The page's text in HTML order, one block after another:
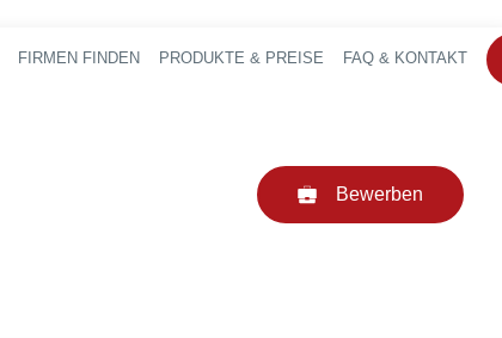
Haupt-Navigation
FIRMEN FINDEN PRODUKTE & PREISE FAQ & KONTAKT
Bewerben